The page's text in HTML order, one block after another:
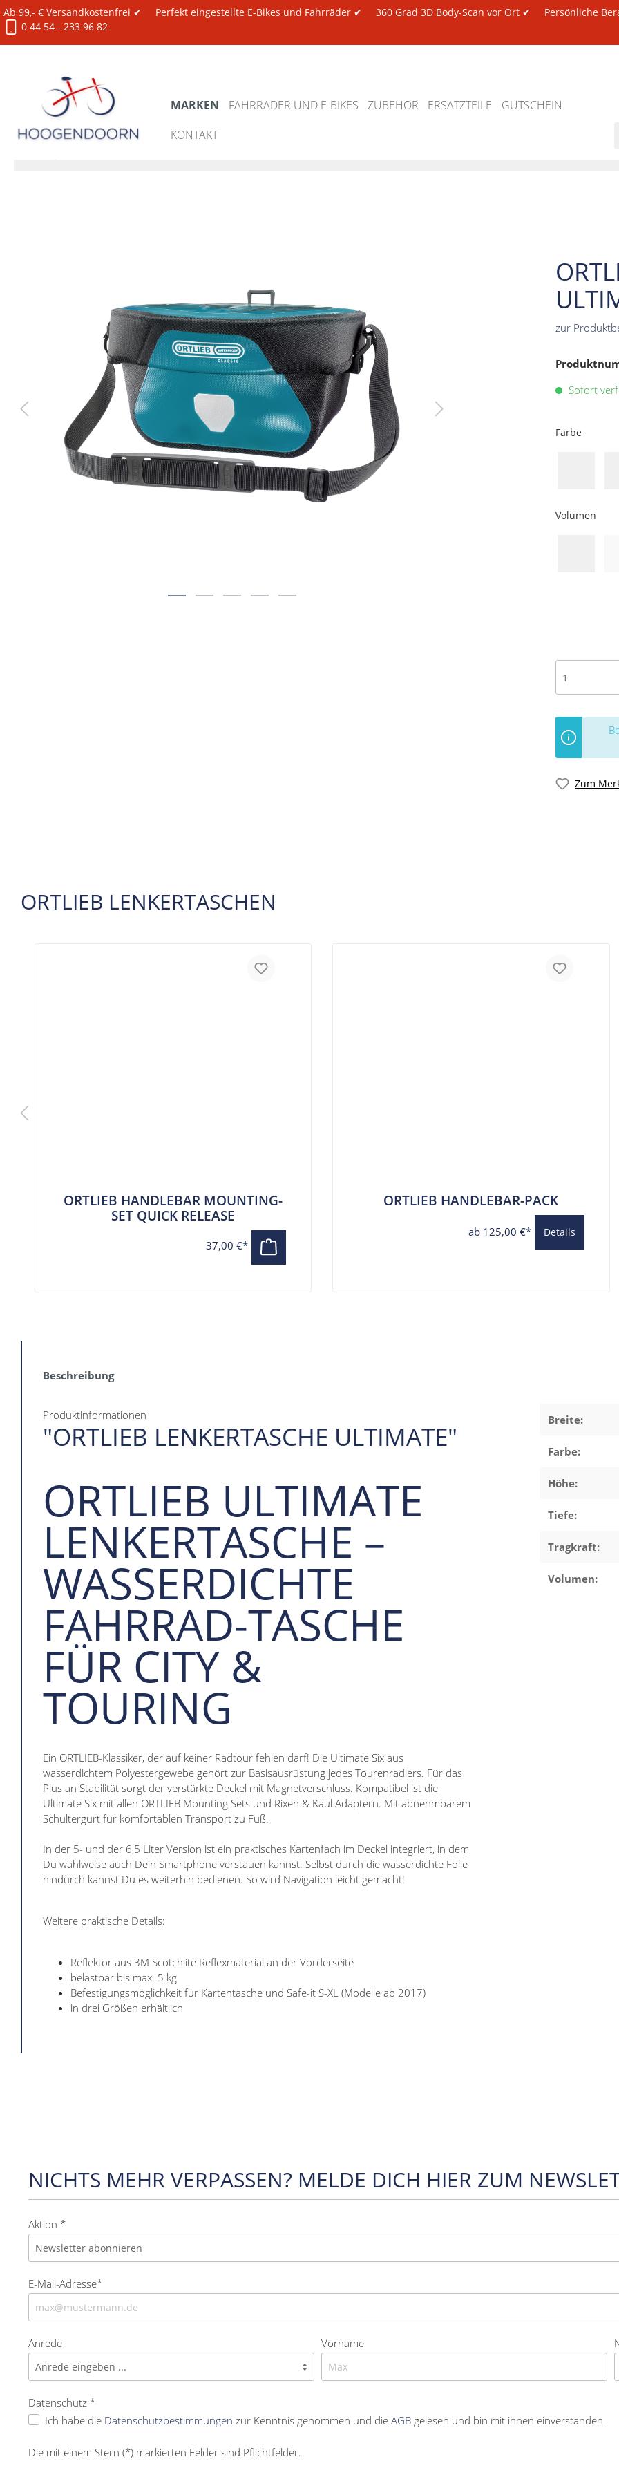
Ab 99,- € Versandkostenfrei ✔ Perfekt eingestellte E-Bikes und Fahrräder ✔ 360 Grad 3D Body-Scan vor Ort ✔
Persönliche
0 44 54 - 233 96 82
MARKEN FAHRRÄDER UND E-BIKES ZUBEHÖR ERSATZTEILE
GUTSCHEIN
KONTAKT
zur
Sofort
Farbe
Volumen
Zum
Beschreibung
Produktinformationen
"ORTLIEB LENKERTASCHE ULTIMATE"
ORTLIEB ULTIMATE
LENKERTASCHE –
WASSERDICHTE
FAHRRAD-TASCHE
FÜR CITY &
TOURING
Ein ORTLIEB-Klassiker, der auf keiner Radtour fehlen darf! Die Ultimate Six aus
wasserdichtem Polyestergewebe gehört zur Basisausrüstung jedes Tourenradlers. Für das
Plus an Stabilität sorgt der verstärkte Deckel mit Magnetverschluss. Kompatibel ist die
Ultimate Six mit allen ORTLIEB Mounting Sets und Rixen & Kaul Adaptern. Mit abnehmbarem
Schultergurt für komfortablen Transport zu Fuß.
In der 5- und der 6,5 Liter Version ist ein praktisches Kartenfach im Deckel integriert, in dem
Du wahlweise auch Dein Smartphone verstauen kannst. Selbst durch die wasserdichte Folie
hindurch kannst Du es weiterhin bedienen. So wird Navigation leicht gemacht!
Weitere praktische Details:
Reflektor aus 3M Scotchlite Reflexmaterial an der Vorderseite
belastbar bis max. 5 kg
Befestigungsmöglichkeit für Kartentasche und Safe-it S-XL (Modelle ab 2017)
in drei Größen erhältlich
Breite:
Farbe:
Höhe:
Tiefe:
Tragkraft:
Volumen:
ORTLIEB LENKERTASCHEN
ORTLIEB HANDLEBAR MOUNTING-
SET QUICK RELEASE
37,00 €*
ORTLIEB HANDLEBAR-PACK
ab 125,00 €* Details
NICHTS MEHR VERPASSEN? MELDE DICH HIER ZUM
Aktion *
E-Mail-Adresse*
Anrede Vorname
Datenschutz *
Ich habe die Datenschutzbestimmungen zur Kenntnis genommen und die AGB gelesen und bin mit ihnen einverstanden.
Die mit einem Stern (*) markierten Felder sind Pflichtfelder.